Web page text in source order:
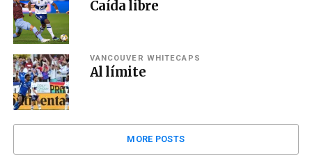
Caída libre
VANCOUVER WHITECAPS
Al límite
MORE POSTS